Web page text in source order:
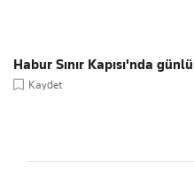
Habur Sınır Kapısı'nda
Kaydet